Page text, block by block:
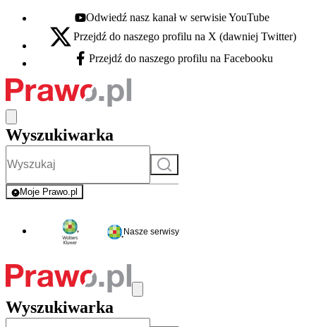
Youtube - otwiera się w nowej karcie
Odwiedź nasz kanał w serwisie YouTube
X - otwiera się w nowej karcie
Przejdź do naszego profilu na X (dawniej Twitter)
Facebook - otwiera się w nowej karcie
Przejdź do naszego profilu na Facebooku
Wyszukiwarka
Szukaj
Moje Prawo.pl
- rejestracja i logowanie do serwisu
Nasze serwisy
Wyszukiwarka